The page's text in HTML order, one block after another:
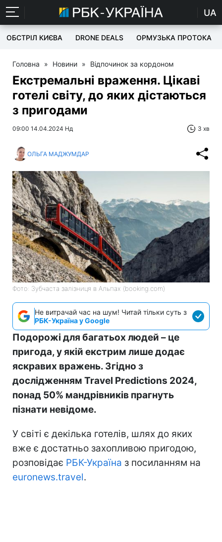
UA
ОБСТРІЛ КИЄВА DRONE DEALS ОРМУЗЬКА ПРОТОКА
Головна » Новини » Відпочинок за кордоном
Екстремальні враження. Цікаві
готелі світу, до яких дістаються
з пригодами
09:00 14.04.2024 Нд 3 хв
ОЛЬГА МАДЖУМДАР
Фото: Зубчаста залізниця в Альпах (booking.com)
Не витрачай час на шум! Читай тільки суть з
РБК-Україна у Google
Подорожі для багатьох людей – це
пригода, у якій екстрим лише додає
яскравих вражень. Згідно з
дослідженням Travel Predictions 2024,
понад 50% мандрівників прагнуть
пізнати невідоме.
У світі є декілька готелів, шлях до яких
вже є достатньо захопливою пригодою,
розповідає РБК-Україна з посиланням на
euronews.travel.